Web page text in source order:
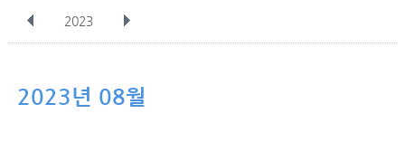
2023
12월
2023년 08월